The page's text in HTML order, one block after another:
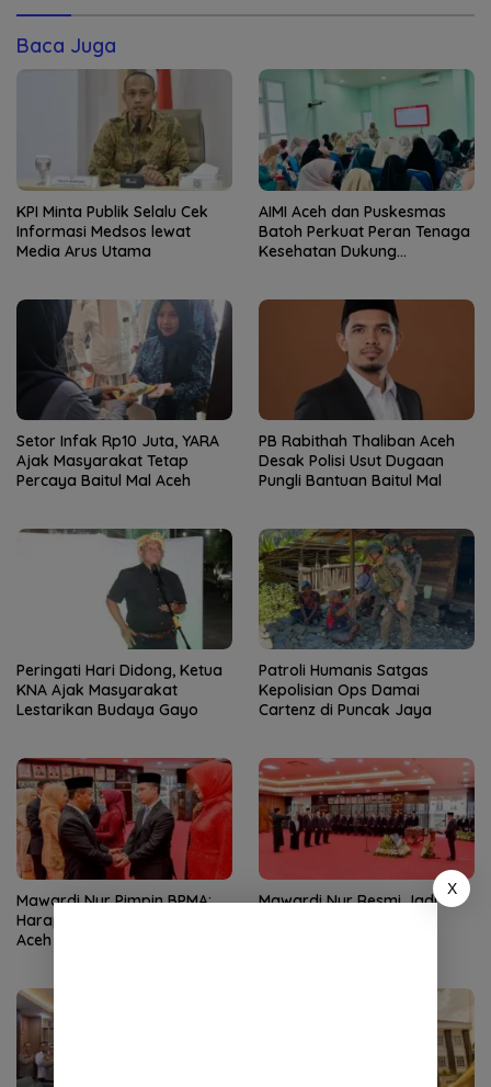
Baca Juga
KPI Minta Publik Selalu Cek
Informasi Medsos lewat
Media Arus Utama
AIMI Aceh dan Puskesmas
Batoh Perkuat Peran Tenaga
Kesehatan Dukung
Setor Infak Rp10 Juta, YARA
Ajak Masyarakat Tetap
Percaya Baitul Mal Aceh
PB Rabithah Thaliban Aceh
Desak Polisi Usut Dugaan
Pungli Bantuan Baitul Mal
Peringati Hari Didong, Ketua
KNA Ajak Masyarakat
Lestarikan Budaya Gayo
Patroli Humanis Satgas
Kepolisian Ops Damai
Cartenz di Puncak Jaya
Mawardi Nur Pimpin BPMA:
Harapan Baru Industri Migas
Aceh
Mawardi Nur Resmi Jadi
X